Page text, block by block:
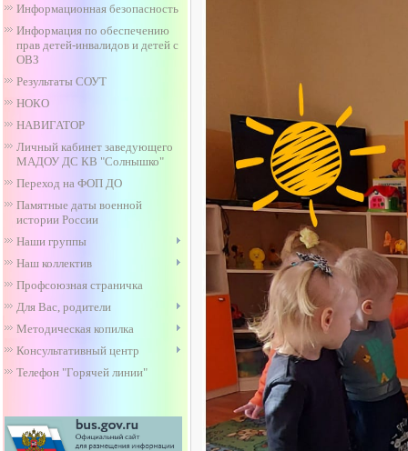
Информационная безопасность
Информация по обеспечению
прав детей-инвалидов и детей с
ОВЗ
Результаты СОУТ
НОКО
НАВИГАТОР
Личный кабинет заведующего
МАДОУ ДС КВ "Солнышко"
Переход на ФОП ДО
Памятные даты военной
истории России
Наши группы
Наш коллектив
Профсоюзная страничка
Для Вас, родители
Методическая копилка
Консультативный центр
Телефон "Горячей линии"